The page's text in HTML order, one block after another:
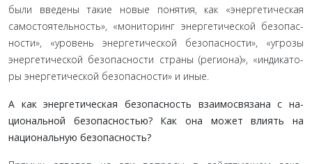
были введены такие новые понятия, как «энергетическая
самостоятельность», «мониторинг энергетической безопас­
ности», «уровень энергетической безопасности», «угрозы
энергетической безопасности страны (региона)», «индикато­
ры энергетической безопасности» и иные.
А как энергетическая безопасность взаимосвязана с на­
циональной безопасностью? Как она может влиять на
нацио­нальную безопасность?